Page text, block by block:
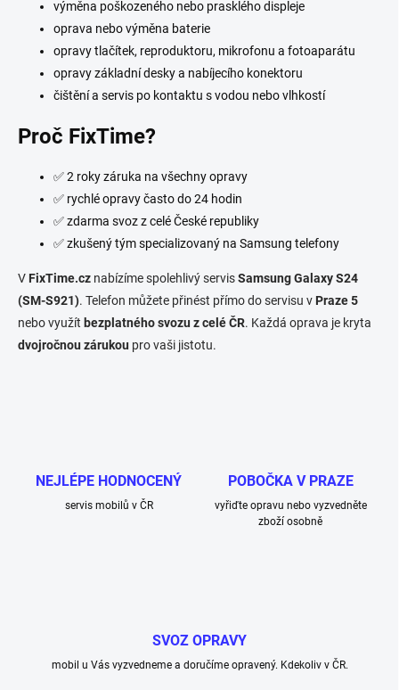
i
s
u
výměna poškozeného nebo prasklého displeje
oprava nebo výměna baterie
opravy tlačítek, reproduktoru, mikrofonu a fotoaparátu
opravy základní desky a nabíjecího konektoru
čištění a servis po kontaktu s vodou nebo vlhkostí
Proč FixTime?
✅ 2 roky záruka na všechny opravy
✅ rychlé opravy často do 24 hodin
✅ zdarma svoz z celé České republiky
✅ zkušený tým specializovaný na Samsung telefony
VFixTime.cz nabízíme spolehlivý servisSamsung Galaxy S24
(SM-S921). Telefon můžete přinést přímo do servisu vPraze 5
nebo využít bezplatného svozu z celé ČR. Každá oprava je kryta
dvojročnou zárukou pro vaši jistotu.
NEJLÉPE HODNOCENÝ
servis mobilů v ČR
POBOČKA V PRAZE
vyřiďte opravu nebo vyzvedněte
zboží osobně
SVOZ OPRAVY
mobil u Vás vyzvedneme a doručíme opravený. Kdekoliv v ČR.